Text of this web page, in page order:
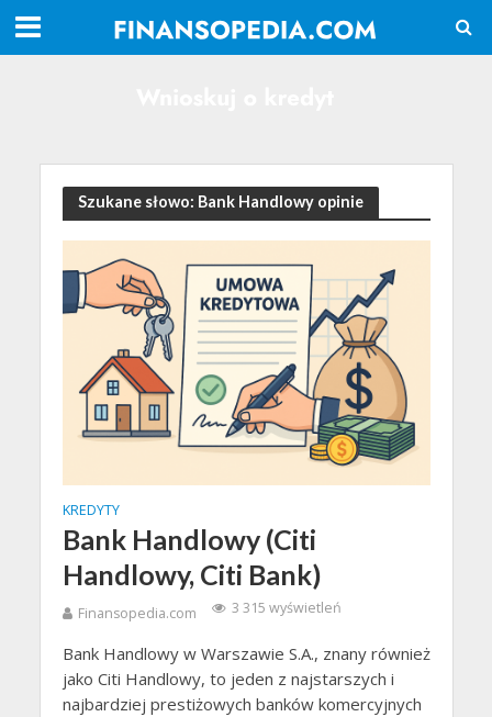
Szukane słowo: Bank Handlowy opinie
KREDYTY
Bank Handlowy (Citi
Handlowy, Citi Bank)
Finansopedia.com 3 315 wyświetleń
Bank Handlowy w Warszawie S.A., znany również
jako Citi Handlowy, to jeden z najstarszych i
najbardziej prestiżowych banków komercyjnych